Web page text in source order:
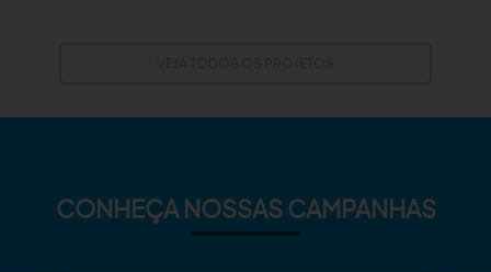
CONHEÇA NOSSAS CAMPANHAS